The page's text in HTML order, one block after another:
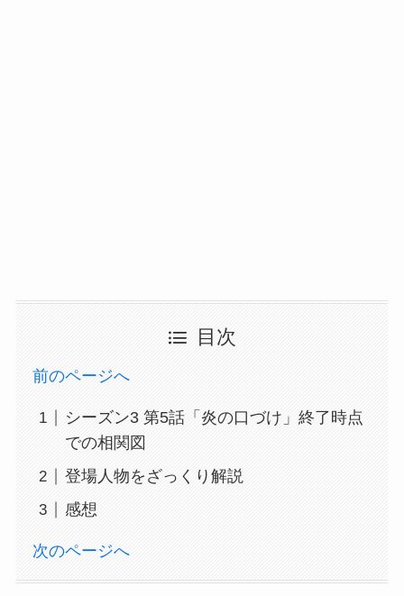
目次
前のページへ
シーズン3 第5話「炎の口づけ」終了時点
での相関図
登場人物をざっくり解説
感想
次のページへ